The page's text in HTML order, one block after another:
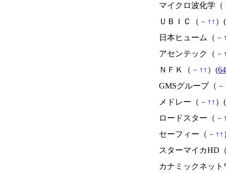
マイクロ波化学（
ＵＢＩＣ（ － ↑ ↑ ）(
日本ヒューム（ －
アセンテック（ －
ＮＦＫ（ － ↑ ↑ ）(
GMSグループ（ －
メドレー（ － ↑ ↑ ）(
ロードスター（ －
セーフィー（ － ↑ ↑
スターマイカHD
カナミックネット